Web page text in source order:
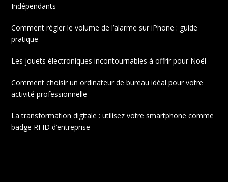
Indépendants
Comment régler le volume de l’alarme sur iPhone : guide
pratique
Les jouets électroniques incontournables à offrir pour Noël
Comment choisir un ordinateur de bureau idéal pour votre
activité professionnelle
La transformation digitale : utilisez votre smartphone comme
badge RFID d’entreprise